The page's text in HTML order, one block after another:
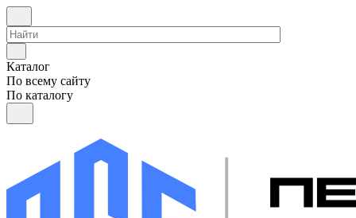
Каталог
По всему сайту
По каталогу